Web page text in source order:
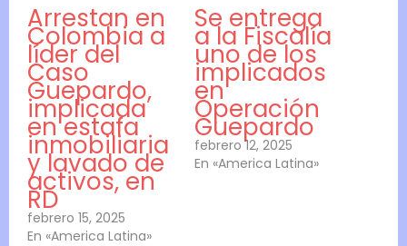
Arrestan en
Colombia a
líder del
Caso
Guepardo,
implicada
en estafa
inmobiliaria
y lavado de
activos, en
RD
febrero 15, 2025
En «America Latina»
Se entrega
a la Fiscalía
uno de los
implicados
en
Operación
Guepardo
febrero 12, 2025
En «America Latina»